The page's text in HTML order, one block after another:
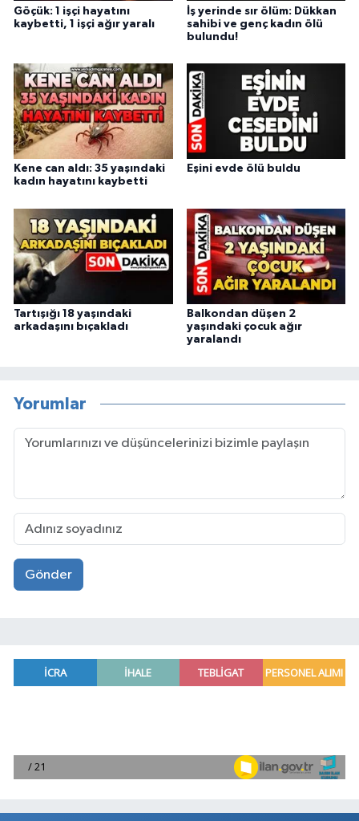
Göçük: 1 işçi hayatını
kaybetti, 1 işçi ağır yaralı
İş yerinde sır ölüm: Dükkan
sahibi ve genç kadın ölü
bulundu!
Kene can aldı: 35 yaşındaki
kadın hayatını kaybetti
Eşini evde ölü buldu
Tartışığı 18 yaşındaki
arkadaşını bıçakladı
Balkondan düşen 2
yaşındaki çocuk ağır
yaralandı
Yorumlar
Gönder